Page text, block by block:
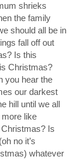
shrieks
the family
should all be in
fall off out
Is this
Christmas?
you hear the
our darkest
hill until we all
more like
Is
no it’s
whatever